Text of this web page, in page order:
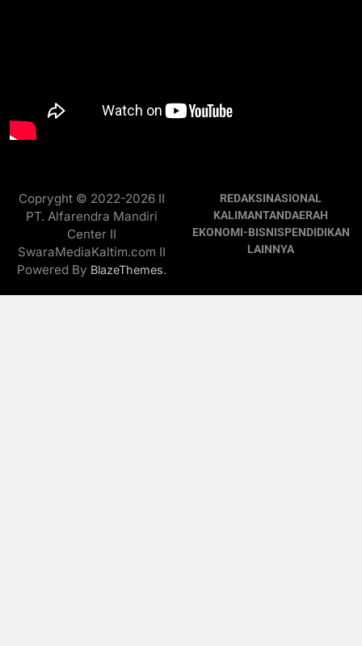
Copryght © 2022-2026 II
PT. Alfarendra Mandiri
Center II
SwaraMediaKaltim.com II
Powered By BlazeThemes.
REDAKSINASIONAL
KALIMANTANDAERAH
EKONOMI-BISNISPENDIDIKAN
LAINNYA